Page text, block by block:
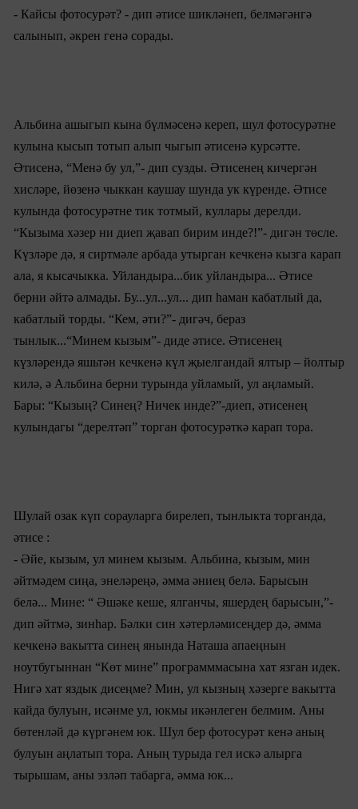
- Кайсы фотосурәт? - дип әтисе шикләнеп, белмәгәнгә
салынып, әкрен генә сорады.
Альбина ашыгып кына бүлмәсенә кереп, шул фотосурәтне
кулына кысып тотып алып чыгып әтисенә курсәтте.
Әтисенә, “Менә бу ул,”- дип сузды. Әтисенең кичергән
хисләре, йөзенә чыккан каушау шунда ук күренде. Әтисе
кулында фотосурәтне тик тотмый, куллары дерелди.
“Кызыма хәзер ни диеп җавап бирим инде?!”- дигән төсле.
Күзләре дә, я сиртмәле арбада утырган кечкенә кызга карап
ала, я кысачыкка. Уйландыра...бик уйландыра... Әтисе
берни әйтә алмады. Бу...ул...ул... дип һаман кабатлый да,
кабатлый торды. “Кем, әти?”- дигәч, бераз
тынлык...“Минем кызым”- диде әтисе. Әтисенең
күзләрендә яшьтән кечкенә күл җыелгандай ялтыр – йолтыр
килә, ә Альбина берни турында уйламый, ул аңламый.
Бары: “Кызың? Синең? Ничек инде?”-диеп, әтисенең
кулындагы “дерелтәп” торган фотосурәткә карап тора.
Шулай озак күп сорауларга бирелеп, тынлыкта торганда,
әтисе :
- Әйе, кызым, ул минем кызым. Альбина, кызым, мин
әйтмәдем сиңа, энеләреңә, әмма әниең белә. Барысын
белә... Мине: “ Әшәке кеше, ялганчы, яшердең барысын,”-
дип әйтмә, зинһар. Бәлки син хәтерләмисеңдер дә, әмма
кечкенә вакытта синең янында Наташа апаеңнын
ноутбугыннан “Көт мине” программмасына хат язган идек.
Нигә хат яздык дисеңме? Мин, ул кызның хәзерге вакытта
кайда булуын, исәнме ул, юкмы икәнлеген белмим. Аны
бөтенләй дә күргәнем юк. Шул бер фотосурәт кенә аның
булуын аңлатып тора. Аның турыда гел искә алырга
тырышам, аны эзләп табарга, әмма юк...